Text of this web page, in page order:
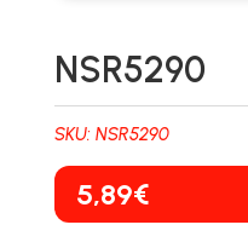
NSR5290
SKU: NSR5290
5,89€